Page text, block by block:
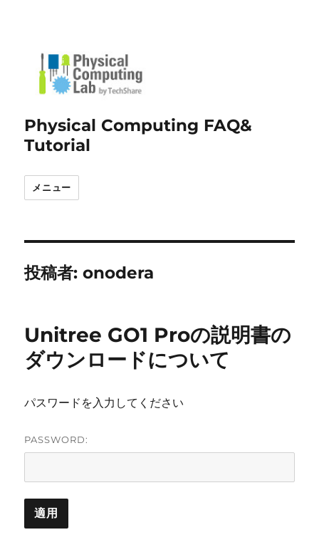
Physical Computing FAQ&
Tutorial
メニュー
投稿者:onodera
Unitree GO1 Proの説明書の
ダウンロードについて
パスワードを入力してください
PASSWORD: